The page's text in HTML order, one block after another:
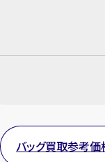
バッグ買取参考価